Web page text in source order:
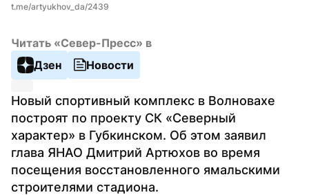
t.me/artyukhov_da/2439
Читать «Север-Пресс» в
Дзен
Новости
Новый спортивный комплекс в Волновахе
построят по проекту СК «Северный
характер» в Губкинском. Об этом заявил
глава ЯНАО Дмитрий Артюхов во время
посещения восстановленного ямальскими
строителями стадиона.